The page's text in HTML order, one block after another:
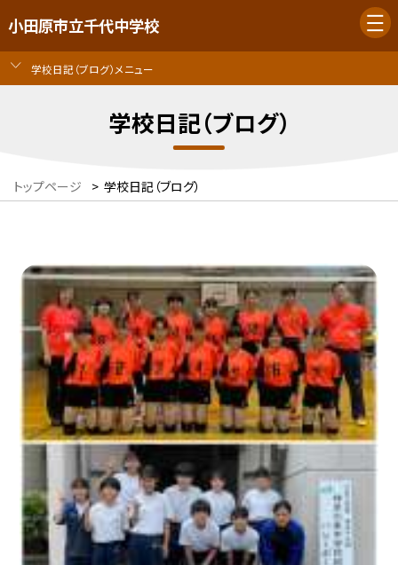
小田原市立千代中学校
学校日記（ブログ）メニュー
学校日記（ブログ）
トップページ > 学校日記（ブログ）